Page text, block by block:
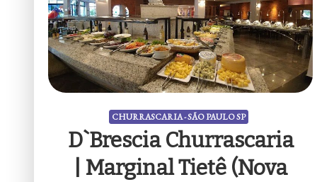
CHURRASCARIA - SÃO PAULO SP
D`Brescia Churrascaria
| Marginal Tietê (Nova